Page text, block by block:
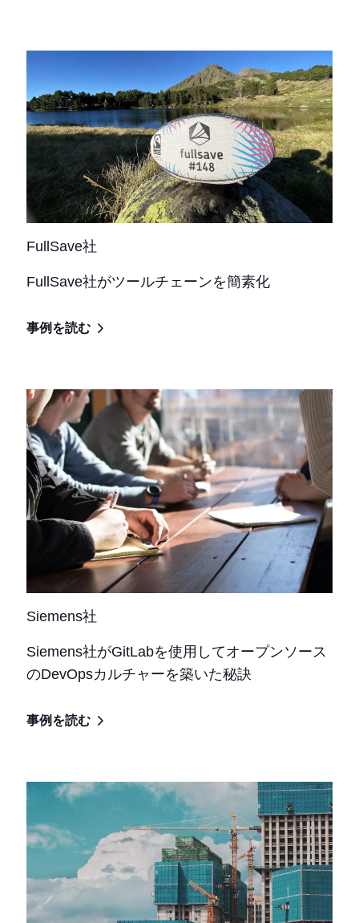
FullSave社
FullSave社がツールチェーンを簡素化
事例を読む
Siemens社
Siemens社がGitLabを使用してオープンソース
のDevOpsカルチャーを築いた秘訣
事例を読む